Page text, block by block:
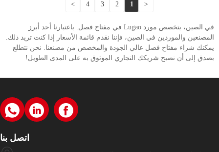
<
1
2
3
4
>
في الصين، يتخصص مورد Lugao في مفتاح فصل. باعتبارنا أحد أبرز
المصنعين والموردين في الصين، فإننا نقدم قائمة الأسعار إذا كنت تريد ذلك.
يمكنك شراء مفتاح فصل عالي الجودة والمخصص من مصنعنا. نحن نتطلع
بصدق إلى أن نصبح شريكك التجاري الموثوق به على المدى الطويل!
اتصل بنا